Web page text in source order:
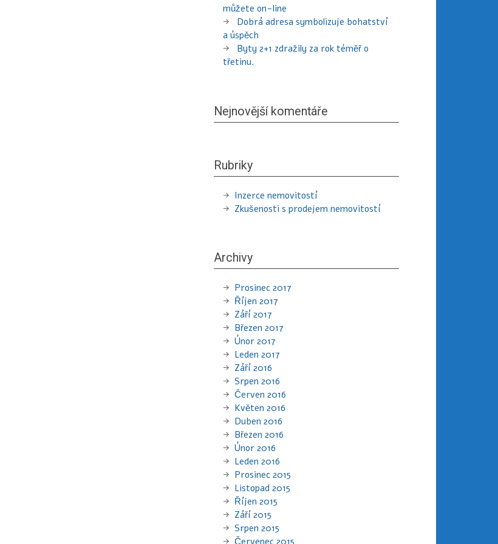
můžete on-line
Dobrá adresa symbolizuje bohatství
a úspěch
Byty 2+1 zdražily za rok téměř o
třetinu.
Nejnovější komentáře
Rubriky
Inzerce nemovitostí
Zkušenosti s prodejem nemovitostí
Archivy
Prosinec 2017
Říjen 2017
Září 2017
Březen 2017
Únor 2017
Leden 2017
Září 2016
Srpen 2016
Červen 2016
Květen 2016
Duben 2016
Březen 2016
Únor 2016
Leden 2016
Prosinec 2015
Listopad 2015
Říjen 2015
Září 2015
Srpen 2015
Červenec 2015